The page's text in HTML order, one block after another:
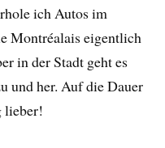
ich Autos im
Montréalais eigentlich
in der Stadt geht es
und her. Auf die Dauer
lieber!